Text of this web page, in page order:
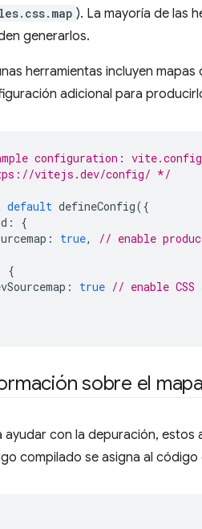
). La mayoría de las
generarlos.
herramientas incluyen
adicional para
configuration:
vitejs.dev/config/ */
default defineConfig({
:
{
: true,
// enable
{
: true // enable CSS
sobre el
ayudar con la depuración,
compilado se asigna al código